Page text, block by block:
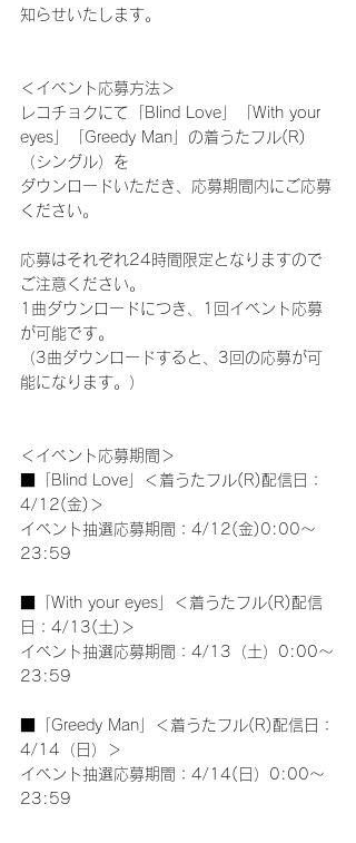
知らせいたします。
＜イベント応募方法＞
レコチョクにて「Blind Love」「With your
eyes」「Greedy Man」の着うたフル(R)
（シングル）を
ダウンロードいただき、応募期間内にご応募
ください。
応募はそれぞれ24時間限定となりますので
ご注意ください。
1曲ダウンロードにつき、1回イベント応募
が可能です。
（3曲ダウンロードすると、3回の応募が可
能になります。）
＜イベント応募期間＞
■「Blind Love」＜着うたフル(R)配信日：
4/12(金)＞
イベント抽選応募期間：4/12(金)0:00～
23:59
■「With your eyes」＜着うたフル(R)配信
日：4/13(土)＞
イベント抽選応募期間：4/13（土）0:00～
23:59
■「Greedy Man」＜着うたフル(R)配信日：
4/14（日）＞
イベント抽選応募期間：4/14(日）0:00～
23:59